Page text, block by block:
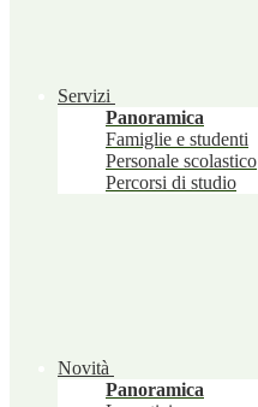
Servizi
Panoramica
Famiglie e studenti
Personale scolastico
Percorsi di studio
Novità
Panoramica